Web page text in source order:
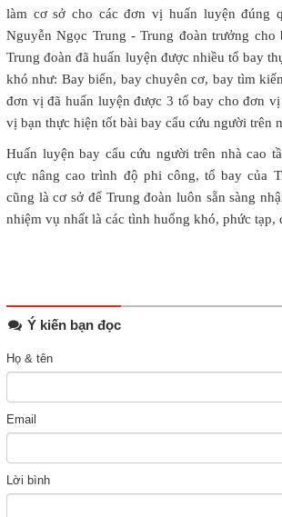
làm cơ sở cho các đơn vị huấn luyện đúng
Nguyễn Ngọc Trung - Trung đoàn trưởng cho
Trung đoàn đã huấn luyện được nhiều tổ bay
khó như: Bay biển, bay chuyên cơ, bay tìm
đơn vị đã huấn luyện được 3 tổ bay cho đơn
vị bạn thực hiện tốt bài bay cẩu cứu người trên
Huấn luyện bay cẩu cứu người trên nhà cao
cực nâng cao trình độ phi công, tổ bay của
cũng là cơ sở để Trung đoàn luôn sẵn sàng
nhiệm vụ nhất là các tình huống khó, phức tạp,
Ý kiến bạn đọc
Họ & tên
Email
Lời bình